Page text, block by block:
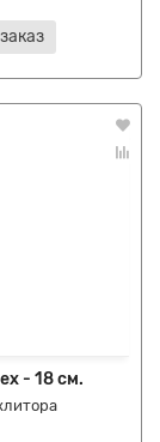
- 18 см.